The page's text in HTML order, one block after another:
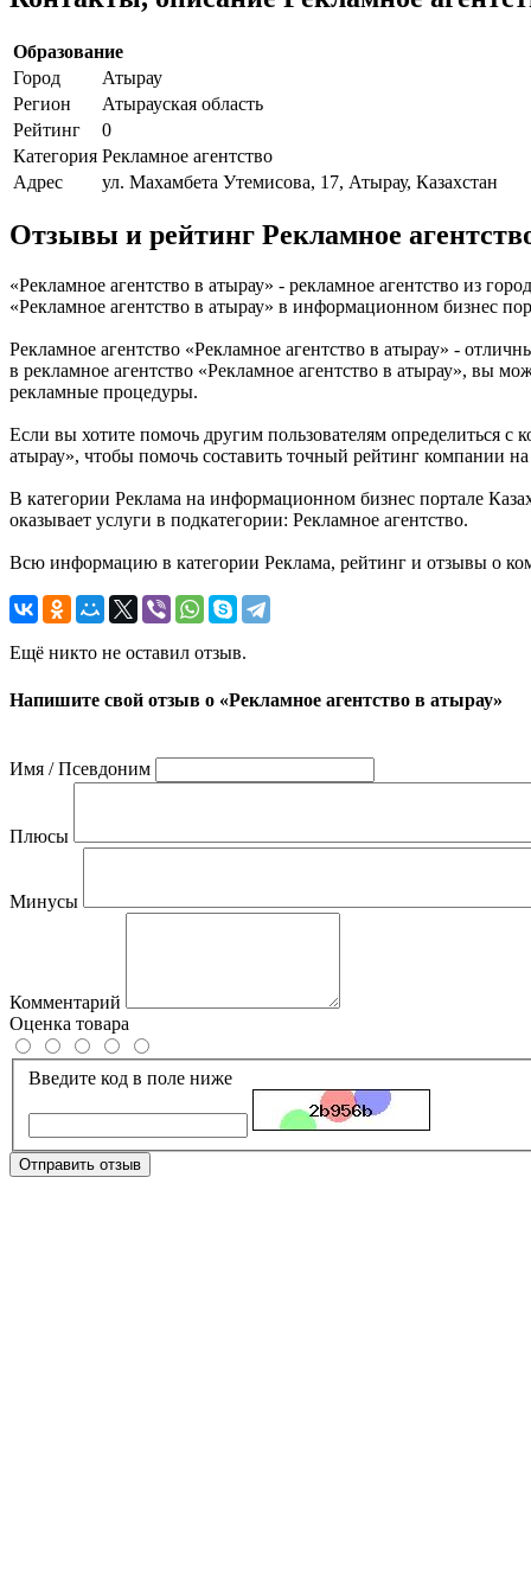
Образование
Город
Атырау
Регион
Атырауская область
Рейтинг
0
Категория Рекламное агентство
Адрес
ул. Махамбета Утемисова, 17, Атырау, Казахстан
Отзывы и рейтинг Рекламное
«Рекламное агентство в атырау» - рекламное агентство из
«Рекламное агентство в атырау» в информационном бизнес
Рекламное агентство «Рекламное агентство в атырау» -
в рекламное агентство «Рекламное агентство в атырау», вы
рекламные процедуры.
Если вы хотите помочь другим пользователям определиться с
атырау», чтобы помочь составить точный рейтинг компании на
В категории Реклама на информационном бизнес портале
оказывает услуги в подкатегории: Рекламное агентство.
Всю информацию в категории Реклама, рейтинг и отзывы о
Ещё никто не оставил отзыв.
Напишите свой отзыв о «Рекламное агентство в атырау»
Имя / Псевдоним
Плюсы
Минусы
Комментарий
Оценка товара
Введите код в поле ниже
Отправить отзыв